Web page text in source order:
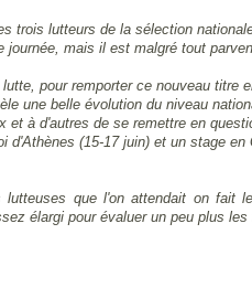
lutteurs de la sélection
mais il est malgré tout
pour remporter ce nouveau titre
une belle évolution du niveau
à d'autres de se remettre en
d'Athènes (15-17 juin) et un stage en
lutteuses que l'on attendait on fait
élargi pour évaluer un peu plus les